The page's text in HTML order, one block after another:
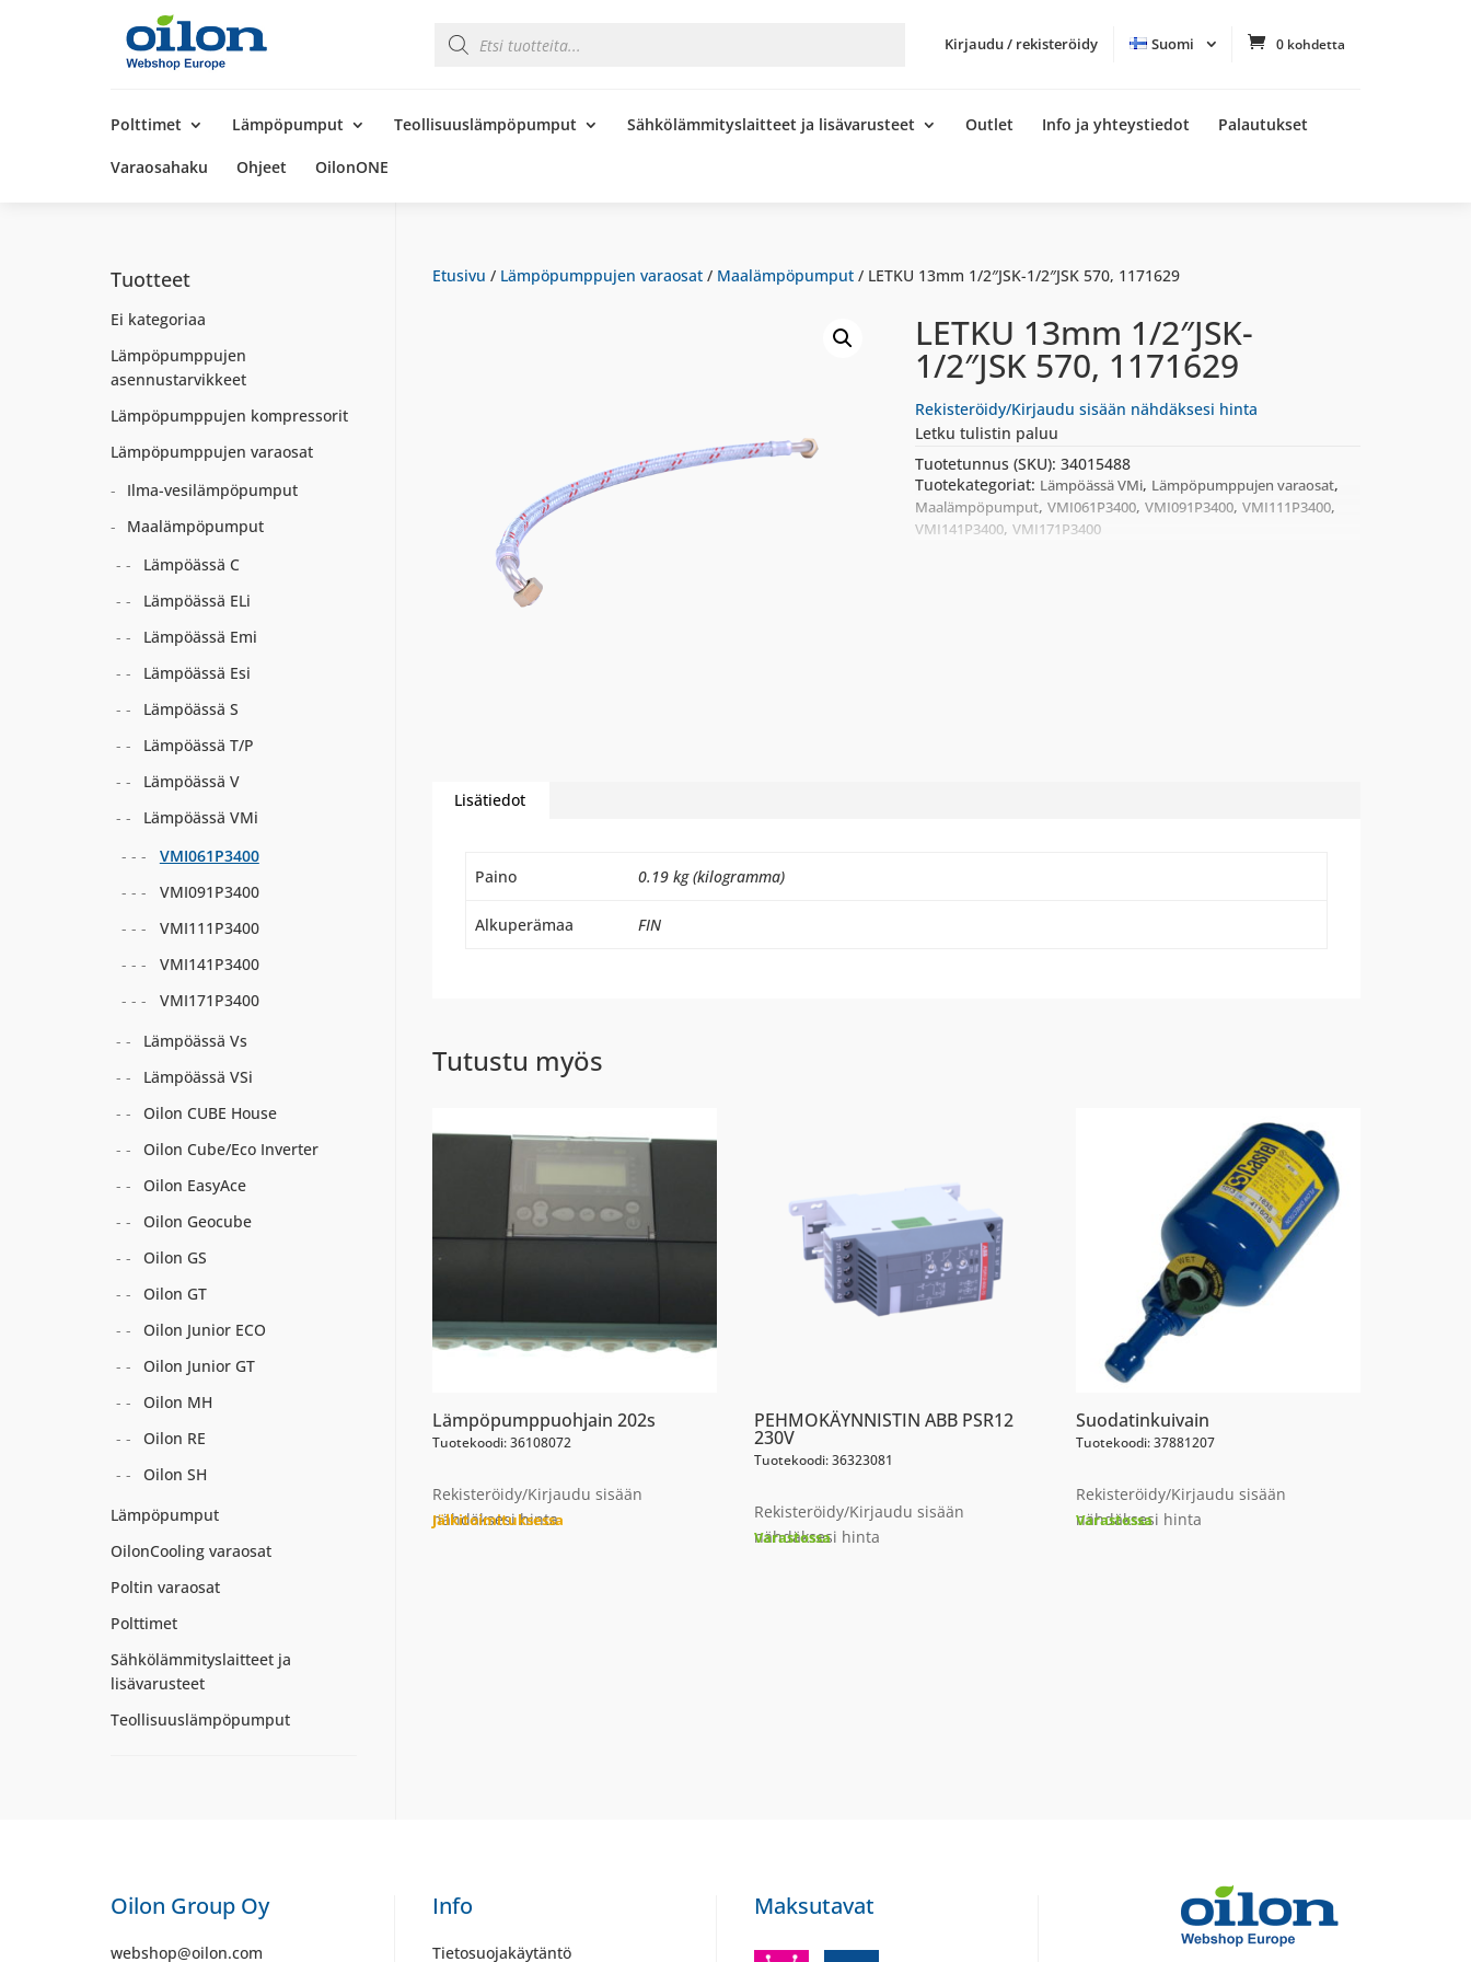
Kirjaudu / rekisteröidy Suomi 0 kohdetta
search
Polttimet Lämpöpumput Teollisuuslämpöpumput Sähkölämmityslaitteet ja lisävarusteet Outlet Info ja yhteystiedot Palautukset
Varaosahaku Ohjeet OilonONE
Etusivu / Lämpöpumppujen varaosat/ Maalämpöpumput/ LETKU 13mm 1/2″JSK-1/2″JSK 570, 1171629
LETKU 13mm 1/2″JSK-
1/2″JSK 570, 1171629
Rekisteröidy/Kirjaudu sisään nähdäksesi hinta
Letku tulistin paluu
Tuotetunnus (SKU):34015488
Tuotekategoriat: Lämpöässä VMi, Lämpöpumppujen varaosat,
Maalämpöpumput,VMI061P3400,VMI091P3400,VMI111P3400,
VMI141P3400,VMI171P3400
Lisätiedot
Paino 0.19 kg (kilogramma)
Alkuperämaa FIN
Tutustu myös
Lämpöpumppuohjain 202s
Tuotekoodi: 36108072
Rekisteröidy/Kirjaudu sisään
nähdäksesi hinta
Jälkitoimituksessa
PEHMOKÄYNNISTIN ABB PSR12
230V
Tuotekoodi: 36323081
Rekisteröidy/Kirjaudu sisään
nähdäksesi hinta
Varastossa
Suodatinkuivain
Tuotekoodi: 37881207
Rekisteröidy/Kirjaudu sisään
nähdäksesi hinta
Varastossa
Tuotteet
Ei kategoriaa
Lämpöpumppujen
asennustarvikkeet
Lämpöpumppujen kompressorit
Lämpöpumppujen varaosat
Ilma-vesilämpöpumput
Maalämpöpumput
Lämpöässä C
Lämpöässä ELi
Lämpöässä Emi
Lämpöässä Esi
Lämpöässä S
Lämpöässä T/P
Lämpöässä V
Lämpöässä VMi
VMI061P3400
VMI091P3400
VMI111P3400
VMI141P3400
VMI171P3400
Lämpöässä Vs
Lämpöässä VSi
Oilon CUBE House
Oilon Cube/Eco Inverter
Oilon EasyAce
Oilon Geocube
Oilon GS
Oilon GT
Oilon Junior ECO
Oilon Junior GT
Oilon MH
Oilon RE
Oilon SH
Lämpöpumput
OilonCooling varaosat
Poltin varaosat
Polttimet
Sähkölämmityslaitteet ja
lisävarusteet
Teollisuuslämpöpumput
Oilon Group Oy
webshop@oilon.com
Info
Tietosuojakäytäntö
Maksutavat